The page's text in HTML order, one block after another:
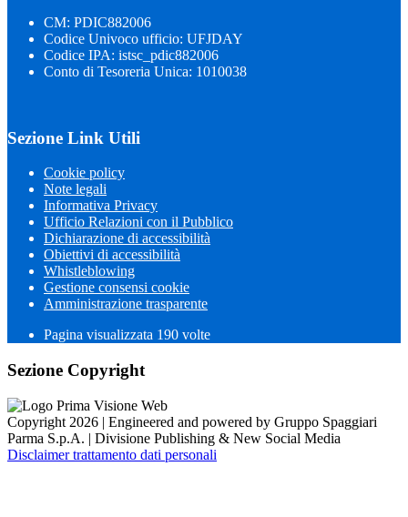
CM: PDIC882006
Codice Univoco ufficio: UFJDAY
Codice IPA: istsc_pdic882006
Conto di Tesoreria Unica: 1010038
Sezione Link Utili
Cookie policy
Note legali
Informativa Privacy
Ufficio Relazioni con il Pubblico
Dichiarazione di accessibilità
Obiettivi di accessibilità
Whistleblowing
Gestione consensi cookie
Amministrazione trasparente
Pagina visualizzata 190 volte
Sezione Copyright
Copyright 2026 | Engineered and powered by Gruppo Spaggiari
Parma S.p.A. | Divisione Publishing & New Social Media
Disclaimer trattamento dati personali